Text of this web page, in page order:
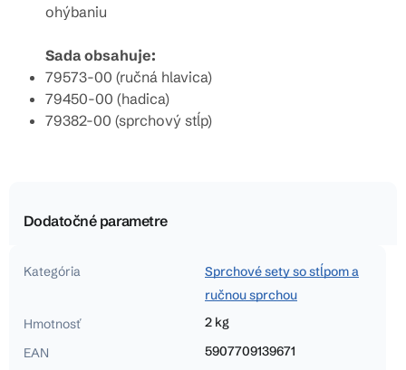
ohýbaniu
Sada obsahuje:
79573-00 (ručná hlavica)
79450-00 (hadica)
79382-00 (sprchový stĺp)
Dodatočné parametre
Kategória
Sprchové sety so stĺpom a
ručnou sprchou
Hmotnosť
2 kg
EAN
5907709139671